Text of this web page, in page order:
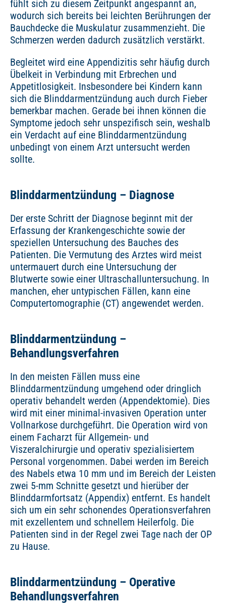
fühlt sich zu diesem Zeitpunkt angespannt an,
wodurch sich bereits bei leichten Berührungen der
Bauchdecke die Muskulatur zusammenzieht. Die
Schmerzen werden dadurch zusätzlich verstärkt.
Begleitet wird eine Appendizitis sehr häufig durch
Übelkeit in Verbindung mit Erbrechen und
Appetitlosigkeit. Insbesondere bei Kindern kann
sich die Blinddarmentzündung auch durch Fieber
bemerkbar machen. Gerade bei ihnen können die
Symptome jedoch sehr unspezifisch sein, weshalb
ein Verdacht auf eine Blinddarmentzündung
unbedingt von einem Arzt untersucht werden
sollte.
Blinddarmentzündung – Diagnose
Der erste Schritt der Diagnose beginnt mit der
Erfassung der Krankengeschichte sowie der
speziellen Untersuchung des Bauches des
Patienten. Die Vermutung des Arztes wird meist
untermauert durch eine Untersuchung der
Blutwerte sowie einer Ultraschalluntersuchung. In
manchen, eher untypischen Fällen, kann eine
Computertomographie (CT) angewendet werden.
Blinddarmentzündung –
Behandlungsverfahren
In den meisten Fällen muss eine
Blinddarmentzündung umgehend oder dringlich
operativ behandelt werden (Appendektomie). Dies
wird mit einer minimal-invasiven Operation unter
Vollnarkose durchgeführt. Die Operation wird von
einem Facharzt für Allgemein- und
Viszeralchirurgie und operativ spezialisiertem
Personal vorgenommen. Dabei werden im Bereich
des Nabels etwa 10 mm und im Bereich der Leisten
zwei 5-mm Schnitte gesetzt und hierüber der
Blinddarmfortsatz (Appendix) entfernt. Es handelt
sich um ein sehr schonendes Operationsverfahren
mit exzellentem und schnellem Heilerfolg. Die
Patienten sind in der Regel zwei Tage nach der OP
zu Hause.
Blinddarmentzündung – Operative
Behandlungsverfahren